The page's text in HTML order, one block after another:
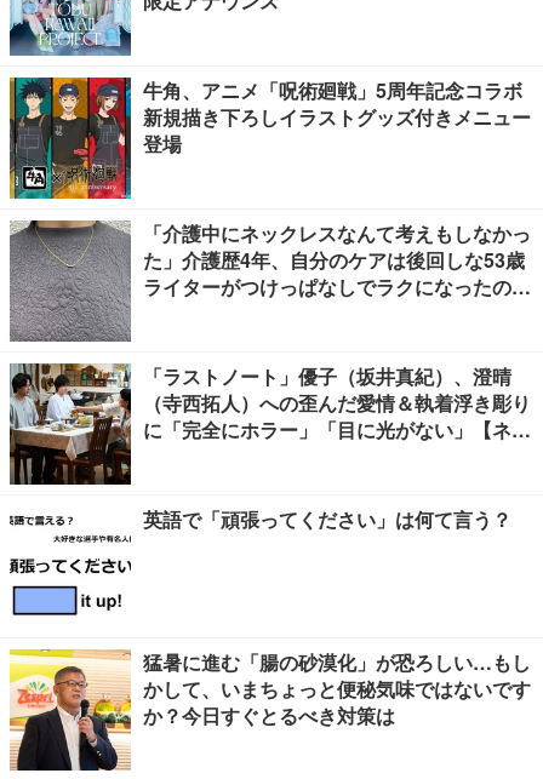
牛角、アニメ「呪術廻戦」5周年記念コラボ
新規描き下ろしイラストグッズ付きメニュー
登場
「介護中にネックレスなんて考えもしなかっ
た」介護歴4年、自分のケアは後回しな53歳
ライターがつけっぱなしでラクになったの
「ラストノート」優子（坂井真紀）、澄晴
（寺西拓人）への歪んだ愛情＆執着浮き彫り
に「完全にホラー」「目に光がない」【ネタ
英語で「頑張ってください」は何て言う？
猛暑に進む「腸の砂漠化」が恐ろしい…もし
かして、いまちょっと便秘気味ではないです
か？今日すぐとるべき対策は